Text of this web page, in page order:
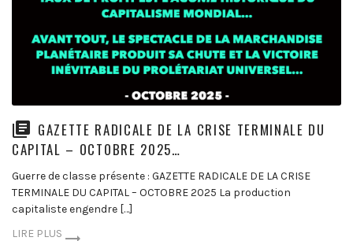
GAZETTE RADICALE DE LA CRISE TERMINALE DU
CAPITAL – OCTOBRE 2025…
Guerre de classe présente : GAZETTE RADICALE DE LA CRISE
TERMINALE DU CAPITAL – OCTOBRE 2025 La production
capitaliste engendre […]
LIRE PLUS